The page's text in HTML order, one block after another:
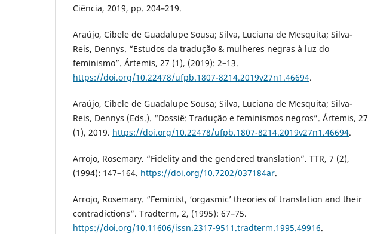
Ciência, 2019, pp. 204–219.
Araújo, Cibele de Guadalupe Sousa; Silva, Luciana de Mesquita; Silva-
Reis, Dennys. “Estudos da tradução & mulheres negras à luz do
feminismo”. Ártemis, 27 (1), (2019): 2–13.
https://doi.org/10.22478/ufpb.1807-8214.2019v27n1.46694.
Araújo, Cibele de Guadalupe Sousa; Silva, Luciana de Mesquita; Silva-
Reis, Dennys (Eds.). “Dossiê: Tradução e feminismos negros”. Ártemis, 27
(1), 2019. https://doi.org/10.22478/ufpb.1807-8214.2019v27n1.46694.
Arrojo, Rosemary. “Fidelity and the gendered translation”. TTR, 7 (2),
(1994): 147–164. https://doi.org/10.7202/037184ar.
Arrojo, Rosemary. “Feminist, ‘orgasmic’ theories of translation and their
contradictions”. Tradterm, 2, (1995): 67–75.
https://doi.org/10.11606/issn.2317-9511.tradterm.1995.49916.